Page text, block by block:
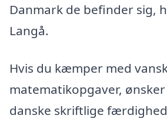
Danmark de befinder sig,
Langå.
Hvis du kæmper med
matematikopgaver,
danske skriftlige